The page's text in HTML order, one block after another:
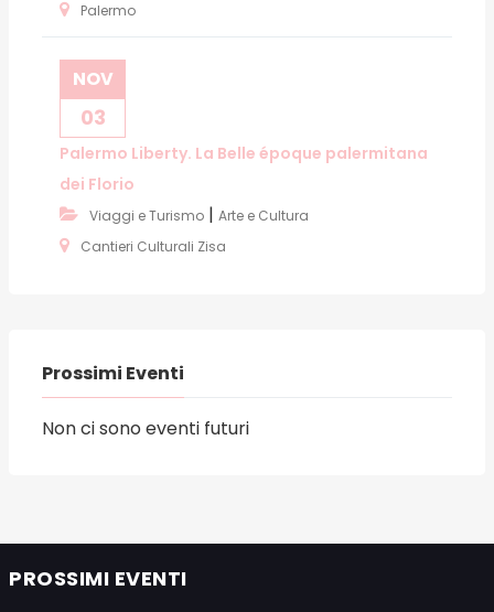
Palermo
NOV
03
Palermo Liberty. La Belle époque palermitana
dei Florio
Viaggi e Turismo | Arte e Cultura
Cantieri Culturali Zisa
Prossimi Eventi
Non ci sono eventi futuri
PROSSIMI EVENTI